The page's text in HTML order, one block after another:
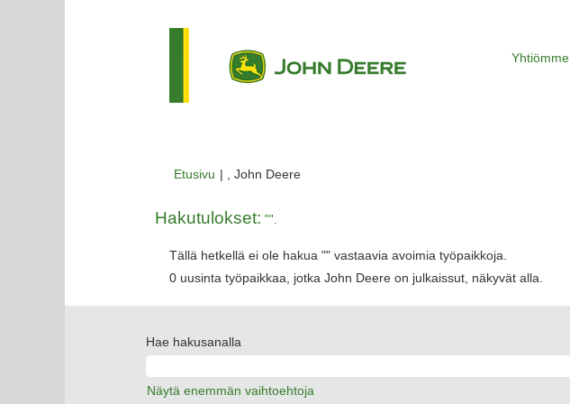
Yhtiömme
Etusivu | , John Deere(nykyinen
Hakutulokset: "".
Tällä hetkellä ei ole hakua "" vastaavia avoimia työpaikkoja.
0 uusinta työpaikkaa, jotka John Deere on julkaissut, näkyvät alla.
Hae hakusanalla
Näytä enemmän vaihtoehtoja